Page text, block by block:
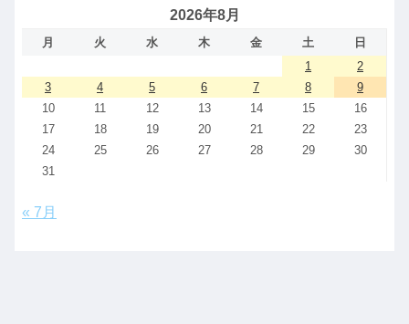
2026年8月
月 火 水 木 金 土
日
1
2
3
4 5 6 7 8
9
10
11 12 13 14 15
16
17
18 19 20 21 22
23
24
25 26 27 28 29
30
31
« 7月